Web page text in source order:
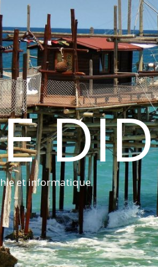
et informatique